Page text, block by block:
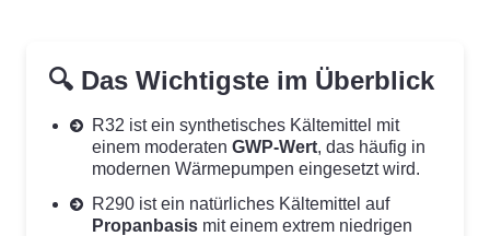
🔍 Das Wichtigste im Überblick
R32 ist ein synthetisches Kältemittel mit
einem moderaten GWP-Wert, das häufig in
modernen Wärmepumpen eingesetzt wird.
R290 ist ein natürliches Kältemittel auf
Propanbasis mit einem extrem niedrigen